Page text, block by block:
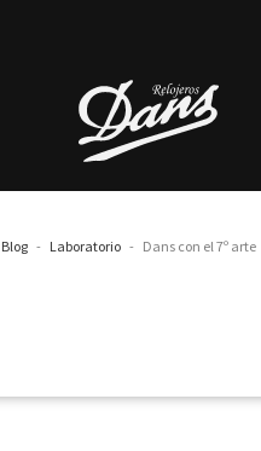
Blog Laboratorio Dans con el 7º arte